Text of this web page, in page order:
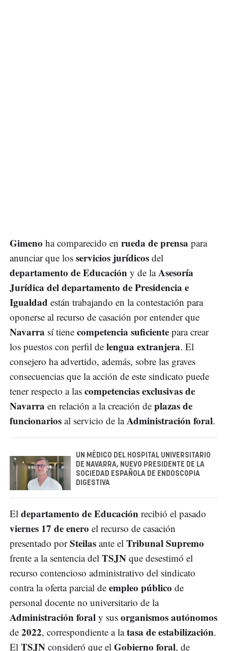
Gimeno ha comparecido en rueda de prensa para
anunciar que los servicios jurídicos del
departamento de Educación y de laAsesoría
Jurídica del departamento de Presidencia e
Igualdad están trabajando en la contestación para
oponerse al recurso de casación por entender que
Navarra sí tiene competencia suficiente para crear
los puestos con perfil de lengua extranjera. El
consejero ha advertido, además, sobre las graves
consecuencias que la acción de este sindicato puede
tener respecto a las competencias exclusivas de
Navarra en relación a la creación de plazas de
funcionarios al servicio de laAdministración foral.
UN MÉDICO DEL HOSPITAL UNIVERSITARIO
DE NAVARRA, NUEVO PRESIDENTE DE LA
SOCIEDAD ESPAÑOLA DE ENDOSCOPIA
DIGESTIVA
El departamento de Educación recibió el pasado
viernes 17 de enero el recurso de casación
presentado porSteilas ante el Tribunal Supremo
frente a la sentencia del TSJN que desestimó el
recurso contencioso administrativo del sindicato
contra la oferta parcial de empleo público de
personal docente no universitario de la
Administración foral y sus organismos autónomos
de 2022, correspondiente a latasa de estabilización.
El TSJN consideró que el Gobierno foral, de